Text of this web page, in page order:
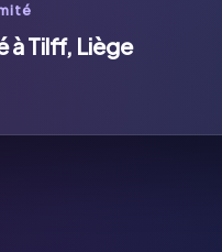
à Tilff, Liège